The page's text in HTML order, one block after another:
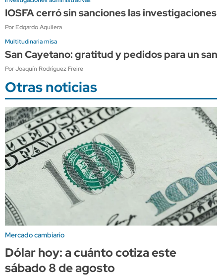
IOSFA cerró sin sanciones las
Por Edgardo Aguilera
Multitudinaria misa
San Cayetano: gratitud y pedidos para un
Por Joaquín Rodríguez Freire
Otras noticias
Mercado cambiario
Dólar hoy: a cuánto cotiza este
sábado 8 de agosto